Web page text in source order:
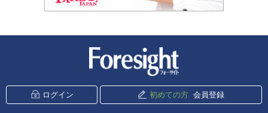
ログイン 初めての方 会員登録